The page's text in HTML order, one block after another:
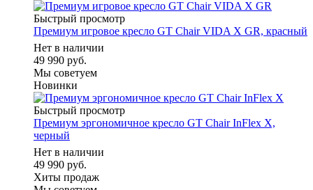
Быстрый просмотр
Премиум игровое кресло GT Chair VIDA X GR, красный
Нет в наличии
49 990 руб.
Мы советуем
Новинки
Быстрый просмотр
Премиум эргономичное кресло GT Chair InFlex X,
черный
Нет в наличии
49 990 руб.
Хиты продаж